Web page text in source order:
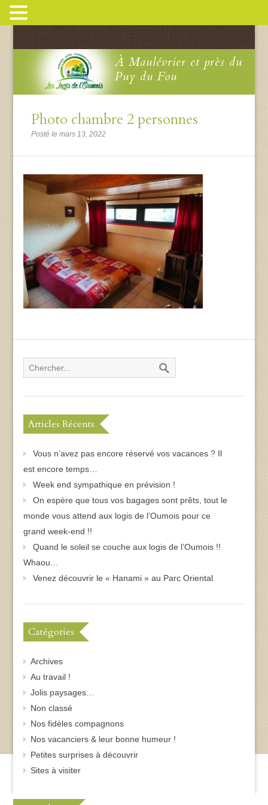
À Maulévrier et près du
Puy du Fou
Photo chambre 2 personnes
Posté le mars 13, 2022
Articles Récents
Vous n’avez pas encore réservé vos vacances ? Il
est encore temps…
Week end sympathique en prévision !
On espère que tous vos bagages sont prêts, tout le
monde vous attend aux logis de l’Oumois pour ce
grand week-end !!
Quand le soleil se couche aux logis de l’Oumois !!
Whaou…
Venez découvrir le « Hanami » au Parc Oriental
Catégories
Archives
Au travail !
Jolis paysages…
Non classé
Nos fidèles compagnons
Nos vacanciers & leur bonne humeur !
Petites surprises à découvrir
Sites à visiter